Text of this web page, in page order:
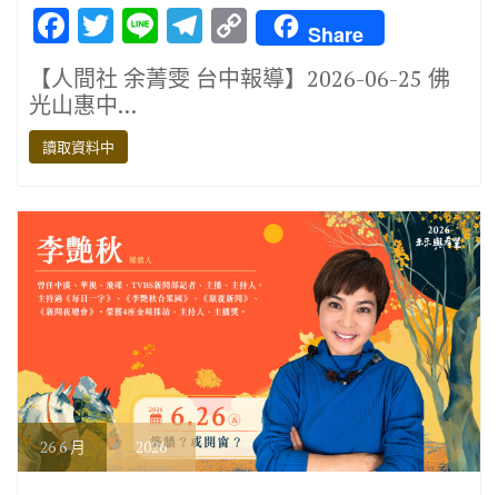
F
ac
e
b
o
o
k
T
w
it
te
r
Li
n
e
T
el
e
m
C
o
p
n
k
Share
【人間社 余菁雯 台中報導】2026-06-25 佛
光山惠中…
讀取資料中
266 月 2026